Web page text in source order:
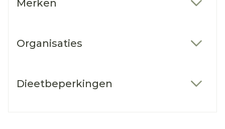
Merken
Organisaties
Dieetbeperkingen